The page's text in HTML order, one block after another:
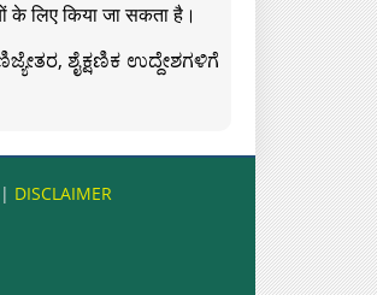
के लिए किया जा सकता है।
ಶೈಕ್ಷಣಿಕ ಉದ್ದೇಶಗಳಿಗೆ
DISCLAIMER